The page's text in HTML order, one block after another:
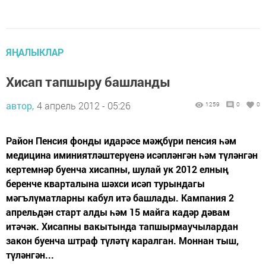
ЯҢАЛЫКЛАР
Хисап тапшыру башланды
автор, 4 апрель 2012 - 05:26 1259 0 0
Район Пенсия фонды идарәсе мәҗбүри пенсия һәм
медицина иминиятләштерүенә исәпләнгән һәм түләнгән
кертемнәр буенча хисапны, шулай ук 2012 елның
беренче кварталына шәхси исәп турындагы
мәгълүматларны кабул итә башлады. Кампания 2
апрельдән старт алды һәм 15 майга кадәр дәвам
итәчәк. Хисапны вакытында тапшырмаучылардан
закон буенча штраф түләтү каралган. Моннан тыш,
түләнгән...